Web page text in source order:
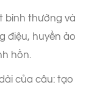
bình thường và
điệu, huyền ảo
hồn.
của câu: tạo